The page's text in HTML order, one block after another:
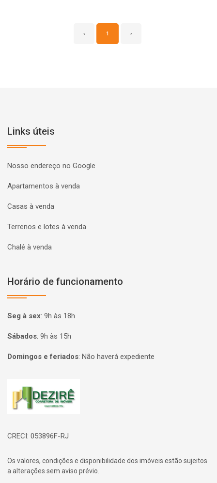
‹ 1 ›
Links úteis
Nosso endereço no Google
Apartamentos à venda
Casas à venda
Terrenos e lotes à venda
Chalé à venda
Horário de funcionamento
Seg à sex: 9h às 18h
Sábados: 9h às 15h
Domingos e feriados: Não haverá expediente
Página inicial
CRECI: 053896F-RJ
Os valores, condições e disponibilidade dos imóveis estão sujeitos
a alterações sem aviso prévio.